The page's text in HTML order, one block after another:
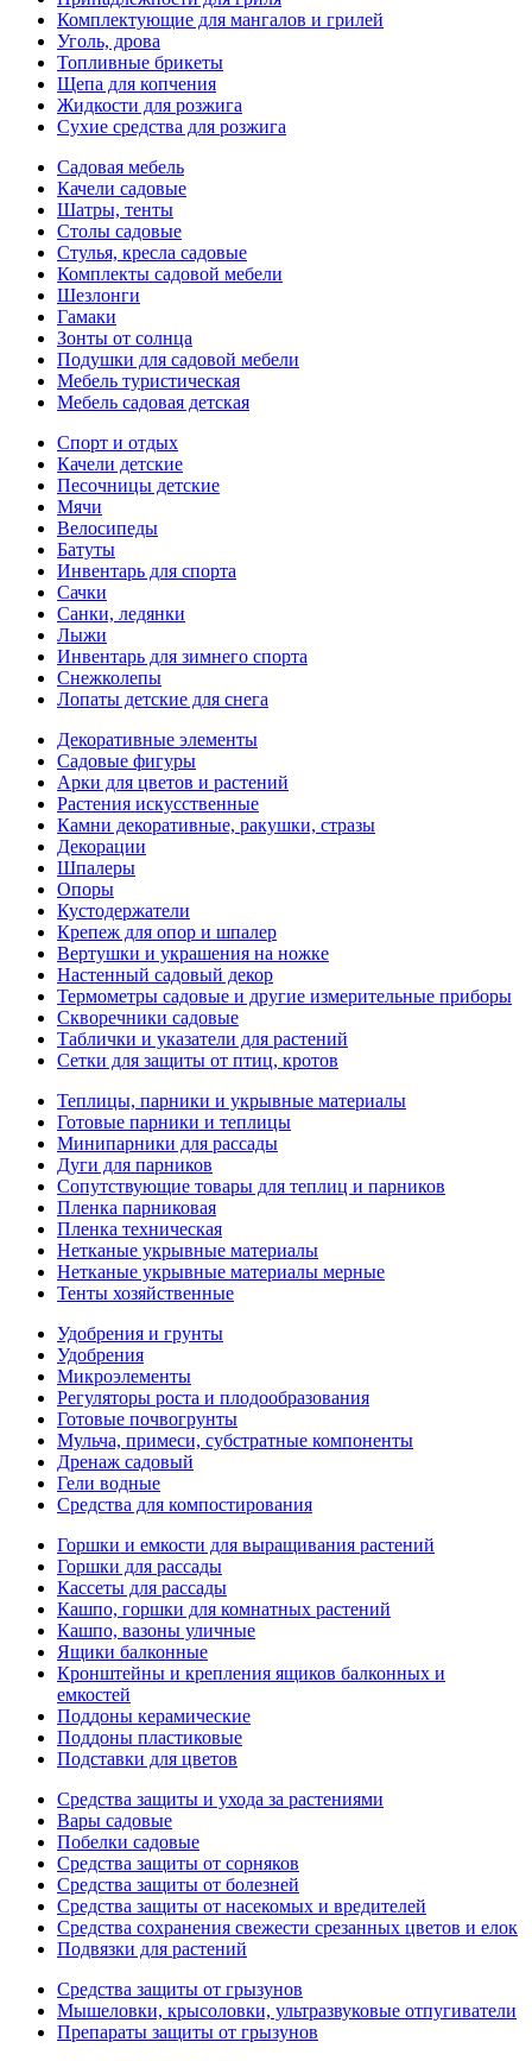
Комплектующие для мангалов и грилей
Уголь, дрова
Топливные брикеты
Щепа для копчения
Жидкости для розжига
Сухие средства для розжига
Садовая мебель
Качели садовые
Шатры, тенты
Столы садовые
Стулья, кресла садовые
Комплекты садовой мебели
Шезлонги
Гамаки
Зонты от солнца
Подушки для садовой мебели
Мебель туристическая
Мебель садовая детская
Спорт и отдых
Качели детские
Песочницы детские
Мячи
Велосипеды
Батуты
Инвентарь для спорта
Сачки
Санки, ледянки
Лыжи
Инвентарь для зимнего спорта
Снежколепы
Лопаты детские для снега
Декоративные элементы
Садовые фигуры
Арки для цветов и растений
Растения искусственные
Камни декоративные, ракушки, стразы
Декорации
Шпалеры
Опоры
Кустодержатели
Крепеж для опор и шпалер
Вертушки и украшения на ножке
Настенный садовый декор
Термометры садовые и другие измерительные приборы
Скворечники садовые
Таблички и указатели для растений
Сетки для защиты от птиц, кротов
Теплицы, парники и укрывные материалы
Готовые парники и теплицы
Минипарники для рассады
Дуги для парников
Сопутствующие товары для теплиц и парников
Пленка парниковая
Пленка техническая
Нетканые укрывные материалы
Нетканые укрывные материалы мерные
Тенты хозяйственные
Удобрения и грунты
Удобрения
Микроэлементы
Регуляторы роста и плодообразования
Готовые почвогрунты
Мульча, примеси, субстратные компоненты
Дренаж садовый
Гели водные
Средства для компостирования
Горшки и емкости для выращивания растений
Горшки для рассады
Кассеты для рассады
Кашпо, горшки для комнатных растений
Кашпо, вазоны уличные
Ящики балконные
Кронштейны и крепления ящиков балконных и
емкостей
Поддоны керамические
Поддоны пластиковые
Подставки для цветов
Средства защиты и ухода за растениями
Вары садовые
Побелки садовые
Средства защиты от сорняков
Средства защиты от болезней
Средства защиты от насекомых и вредителей
Средства сохранения свежести срезанных цветов и елок
Подвязки для растений
Средства защиты от грызунов
Мышеловки, крысоловки, ультразвуковые отпугиватели
Препараты защиты от грызунов